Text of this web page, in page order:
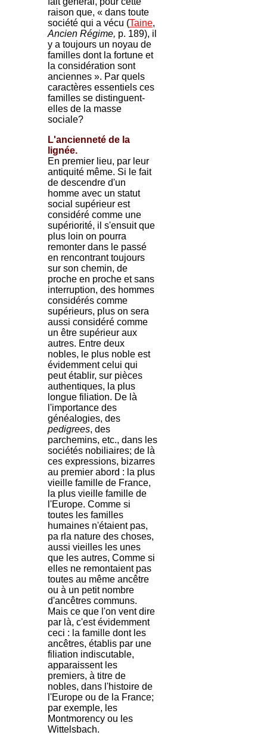
raison que, « dans toute
société qui a vécu (Taine,
Ancien Régime, p. 189), il
y a toujours un noyau de
familles dont la fortune et
la considération sont
anciennes ». Par quels
caractères essentiels ces
familles se distinguent-
elles de la masse
sociale?
L'ancienneté de la
lignée.
En premier lieu, par leur
antiquité même. Si le fait
de descendre d'un
homme avec un statut
social supérieur est
considéré comme une
supériorité, il s'ensuit que
plus loin on pourra
remonter dans le passé
en rencontrant toujours
sur son chemin, de
proche en proche et sans
interruption, des hommes
considérés comme
supérieurs, plus on sera
aussi considéré comme
un être supérieur aux
autres. Entre deux
nobles, le plus noble est
évidemment celui qui
peut établir, sur pièces
authentiques, la plus
longue filiation. De là
l'importance des
généalogies, des
pedigrees, des
parchemins, etc., dans les
sociétés nobiliaires; de là
ces expressions, bizarres
au premier abord : la plus
vieille famille de France,
la plus vieille famille de
l'Europe. Comme si
toutes les familles
humaines n'étaient pas,
pa rla nature des choses,
aussi vieilles les unes
que les autres, Comme si
elles ne remontaient pas
toutes au même ancêtre
ou à un petit nombre
d'ancêtres communs.
Mais ce que l'on vent dire
par là, c'est évidemment
ceci : la famille dont les
ancêtres, établis par une
filiation indiscutable,
apparaissent les
premiers, à titre de
nobles, dans l'histoire de
l'Europe ou de la France;
par exemple, les
Montmorency ou les
Wittelsbach.